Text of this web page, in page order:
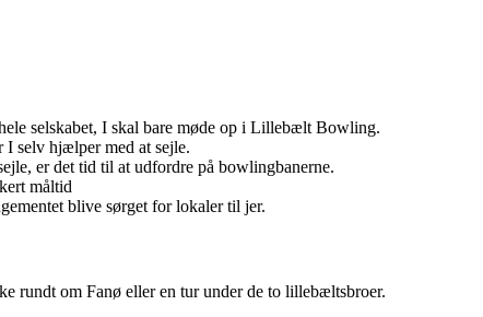
selskabet, I skal bare møde op i Lillebælt Bowling.
I selv hjælper med at sejle.
er det tid til at udfordre på bowlingbanerne.
måltid
blive sørget for lokaler til jer.
rundt om Fanø eller en tur under de to lillebæltsbroer.